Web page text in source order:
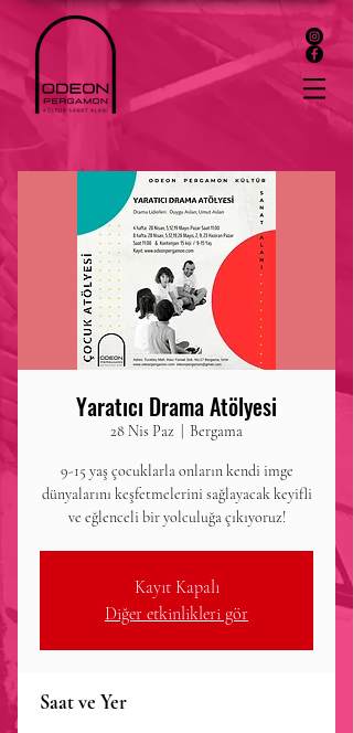
Yaratıcı Drama Atölyesi
28 Nis Paz Bergama
9-15 yaş çocuklarla onların kendi imge
dünyalarını keşfetmelerini sağlayacak keyifli
ve eğlenceli bir yolculuğa çıkıyoruz!
Kayıt Kapalı
Diğer etkinlikleri gör
Saat ve Yer